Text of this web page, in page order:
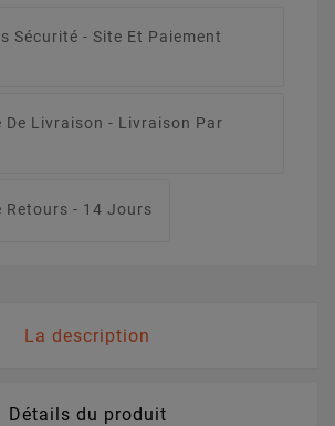
Sécurité - Site Et Paiement
De Livraison - Livraison Par
Retours - 14 Jours
La description
Détails du produit